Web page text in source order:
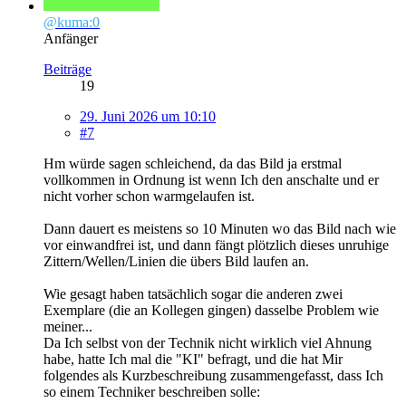
@kuma:0
Anfänger
Beiträge
19
29. Juni 2026 um 10:10
#7
Hm würde sagen schleichend, da das Bild ja erstmal
vollkommen in Ordnung ist wenn Ich den anschalte und er
nicht vorher schon warmgelaufen ist.
Dann dauert es meistens so 10 Minuten wo das Bild nach wie
vor einwandfrei ist, und dann fängt plötzlich dieses unruhige
Zittern/Wellen/Linien die übers Bild laufen an.
Wie gesagt haben tatsächlich sogar die anderen zwei
Exemplare (die an Kollegen gingen) dasselbe Problem wie
meiner...
Da Ich selbst von der Technik nicht wirklich viel Ahnung
habe, hatte Ich mal die "KI" befragt, und die hat Mir
folgendes als Kurzbeschreibung zusammengefasst, dass Ich
so einem Techniker beschreiben solle: